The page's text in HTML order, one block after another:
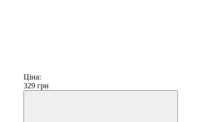
Ціна:
329 грн